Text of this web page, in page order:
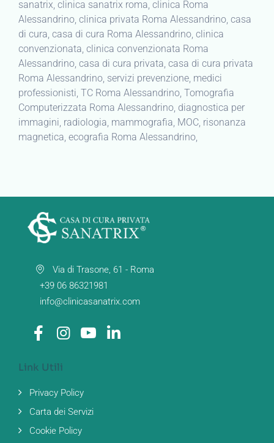
sanatrix, clinica sanatrix roma, clinica Roma
Alessandrino, clinica privata Roma Alessandrino, casa
di cura, casa di cura Roma Alessandrino, clinica
convenzionata, clinica convenzionata Roma
Alessandrino, casa di cura privata, casa di cura privata
Roma Alessandrino, servizi prevenzione, medici
professionisti, TC Roma Alessandrino, Tomografia
Computerizzata Roma Alessandrino, diagnostica per
immagini, radiologia, mammografia, MOC, risonanza
magnetica, ecografia Roma Alessandrino,
Via di Trasone, 61 - Roma
+39 06 86321981
info@clinicasanatrix.com
Link Utili
Privacy Policy
Carta dei Servizi
Cookie Policy